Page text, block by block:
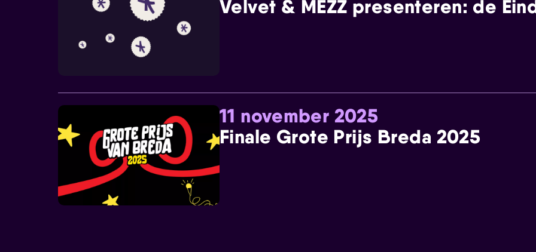
Velvet & MEZZ presenteren: de
11 november 2025
Finale Grote Prijs Breda 2025